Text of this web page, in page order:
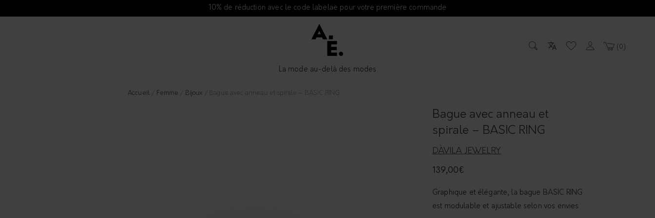
10% de réduction avec le code labelae pour votre première commande
La mode au-delà des modes
0
Accueil Femme Bijoux / Bague avec anneau et spirale – BASIC RING
Bague avec anneau et
spirale – BASIC RING
DÀVILA JEWELRY
139,00€
Graphique et élégante, la bague BASIC RING
est modulable et ajustable selon vos envies.